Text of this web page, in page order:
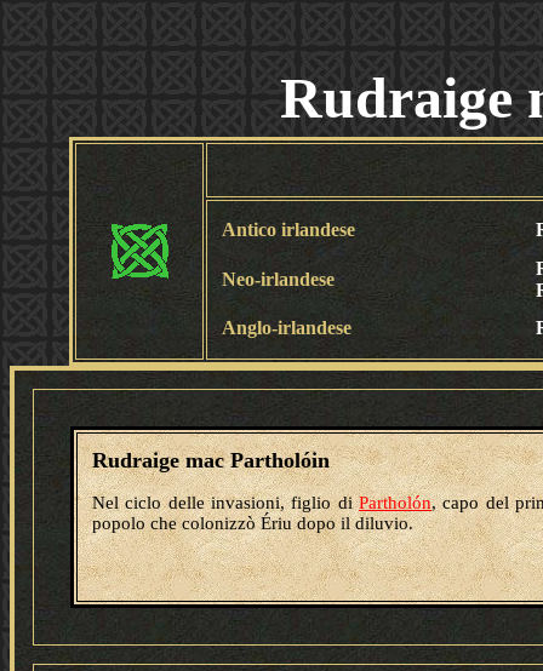
Rudraige
Antico irlandese
Neo-irlandese
Anglo-irlandese
Rudraige mac Partholóin
Nel ciclo delle invasioni, figlio diPartholón, capo del
popolo che colonizzò Ériu dopo il diluvio.